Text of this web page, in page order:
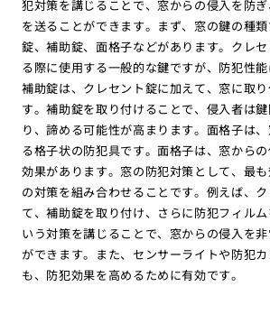
犯対策を講じることで、窓からの侵入を防
を送ることができます。まず、窓の鍵の種
錠、補助錠、面格子などがあります。クレ
る際に使用する一般的な鍵ですが、防犯性能
補助錠は、クレセント錠に加えて、窓に取
す。補助錠を取り付けることで、侵入者は
り、諦める可能性が高まります。面格子は
る格子状の防犯具です。面格子は、窓から
効果があります。窓の防犯対策として、最
の対策を組み合わせることです。例えば、
て、補助錠を取り付け、さらに防犯フィル
いう対策を講じることで、窓からの侵入を
ができます。また、センサーライトや防犯
も、防犯効果を高めるために有効です。